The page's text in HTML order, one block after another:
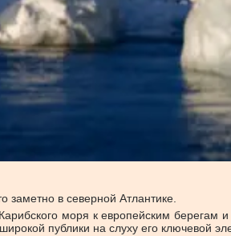
заметно в северной Атлантике.
моря к европейским берегам
публики на слуху его ключевой